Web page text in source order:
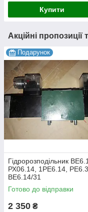
Купити
Акційні пропозиції
Подарунок
Гідророзподільник
РХ06.14, 1РЕ6.14,
ВЕ6.14/31
Готово до відправки
2 350 ₴